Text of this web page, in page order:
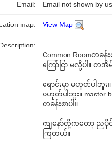
Email: Email not shown by
map: View Map
Description:
Common Roomတခန်း
ကြော်ငြာ မလို့ပါ။ တအိ
ရောင်းမှာ မဟုတ်ပါဘူး
မဟုတ်ပါဘူး။ master
တခန်းစာပါ။
ကျနော်တို့ကတော့ ညပိုင်
ကြတယ်။